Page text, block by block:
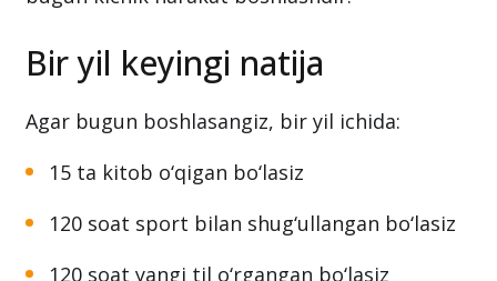
mukammal vaqt –
hozir
. Eng to‘g‘ri qadam –
bugun kichik harakat boshlashdir.
Bir yil keyingi natija